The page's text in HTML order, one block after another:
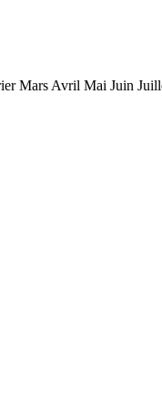
Mars Avril Mai Juin